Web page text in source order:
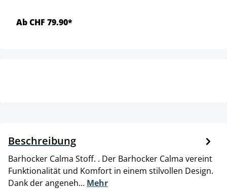
Ab CHF 79.90*
Beschreibung
Barhocker Calma Stoff. . Der Barhocker Calma vereint
Funktionalität und Komfort in einem stilvollen Design.
Dank der angeneh… Mehr